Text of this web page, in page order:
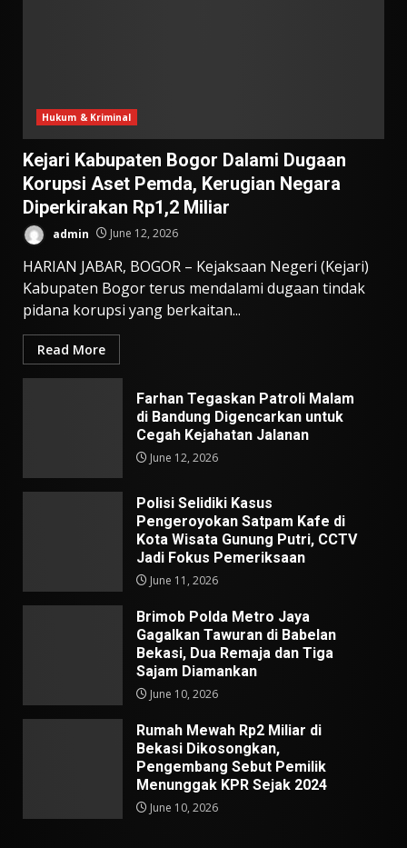
Hukum & Kriminal
Kejari Kabupaten Bogor Dalami Dugaan
Korupsi Aset Pemda, Kerugian Negara
Diperkirakan Rp1,2 Miliar
admin June 12, 2026
HARIAN JABAR, BOGOR – Kejaksaan Negeri (Kejari)
Kabupaten Bogor terus mendalami dugaan tindak
pidana korupsi yang berkaitan...
Read More
Farhan Tegaskan Patroli Malam
di Bandung Digencarkan untuk
Cegah Kejahatan Jalanan
June 12, 2026
Polisi Selidiki Kasus
Pengeroyokan Satpam Kafe di
Kota Wisata Gunung Putri, CCTV
Jadi Fokus Pemeriksaan
June 11, 2026
Brimob Polda Metro Jaya
Gagalkan Tawuran di Babelan
Bekasi, Dua Remaja dan Tiga
Sajam Diamankan
June 10, 2026
Rumah Mewah Rp2 Miliar di
Bekasi Dikosongkan,
Pengembang Sebut Pemilik
Menunggak KPR Sejak 2024
June 10, 2026